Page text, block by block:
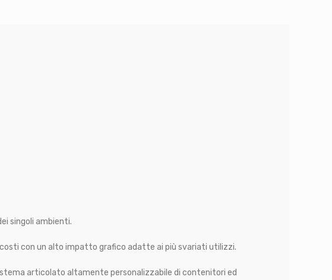
singoli ambienti.
con un alto impatto grafico adatte ai più svariati utilizzi.
articolato altamente personalizzabile di contenitori ed